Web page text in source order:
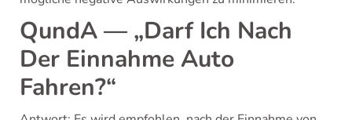
QundA — „Darf Ich Nach
Der Einnahme Auto
Fahren?“